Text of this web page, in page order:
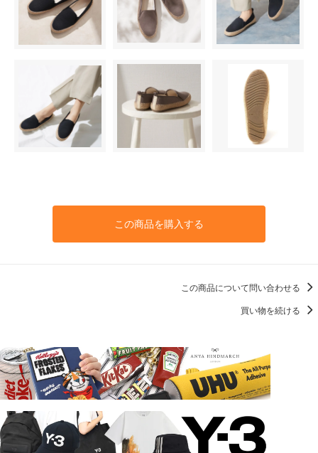
この商品を購入する
この商品について問い合わせる
買い物を続ける